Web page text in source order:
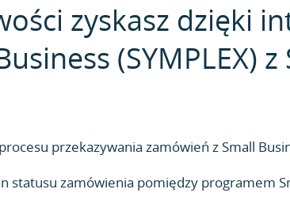
zyskasz dzięki
(SYMPLEX) z
przekazywania zamówień z Small
statusu zamówienia pomiędzy programem